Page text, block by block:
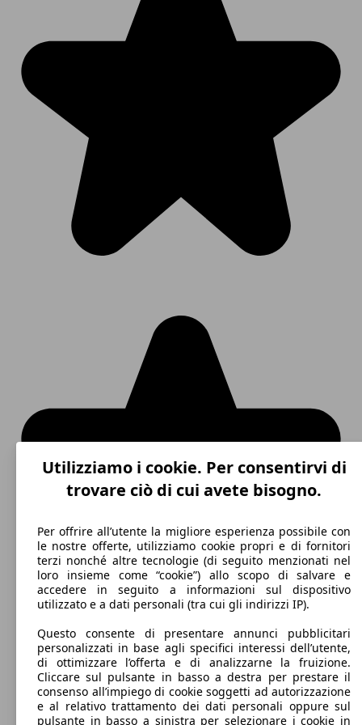
Utilizziamo i cookie. Per consentirvi di
trovare ciò di cui avete bisogno.
Per offrire all’utente la migliore esperienza possibile con
le nostre offerte, utilizziamo cookie propri e di fornitori
terzi nonché altre tecnologie (di seguito menzionati nel
loro insieme come “cookie”) allo scopo di salvare e
accedere in seguito a informazioni sul dispositivo
utilizzato e a dati personali (tra cui gli indirizzi IP).
Questo consente di presentare annunci pubblicitari
personalizzati in base agli specifici interessi dell’utente,
di ottimizzare l’offerta e di analizzarne la fruizione.
Cliccare sul pulsante in basso a destra per prestare il
consenso all’impiego di cookie soggetti ad autorizzazione
e al relativo trattamento dei dati personali oppure sul
pulsante in basso a sinistra per selezionare i cookie in